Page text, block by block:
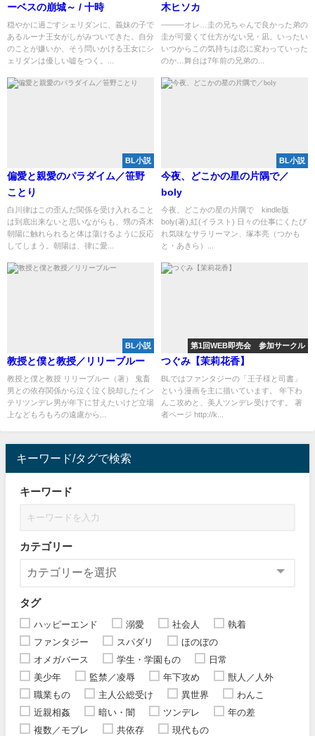
ーベスの崩城～ / 十時
穏やかに過ごすシェリダンに、義妹の子で
あるルーナ王女がしがみついてきた。自分
のことが嫌いか、そう問いかける王女にシ
ェリダンは優しい嘘をつく。...
木ヒソカ
―――オレ…圭の兄ちゃんで良かった弟の
圭が可愛くて仕方がない兄・凪。いったい
いつからこの気持ちは恋に変わっていった
のか…舞台は7年前の兄弟の...
BL小説
偏愛と親愛のパラダイム／笹野
ことり
白川律はこの歪んだ関係を受け入れること
は到底出来ないと思いながらも、甥の斉木
朝陽に触れられると体は蕩けるように反応
してしまう。朝陽は、律に愛...
BL小説
今夜、どこかの星の片隅で／
boly
今夜、どこかの星の片隅で kindle版
boly(著),紅(イラスト) 日々の仕事にくたび
れ気味なサラリーマン、塚本亮（つかも
と・あきら）...
BL小説
教授と僕と教授／リリーブルー
教授と僕と教授 リリーブルー（著） 鬼畜
男との依存関係から泣く泣く脱却したイン
テリツンデレ男が年下に甘えたいけど立場
上などもろもろの遠慮から...
第1回WEB即売会 参加サークル
つぐみ【茉莉花香】
BLではファンタジーの「王子様と司書」
という漫画を主に描いています。 年下わ
んこ攻めと、美人ツンデレ受けです。 著
者ページ http://k...
キーワード/タグで検索
キーワード
カテゴリー
タグ
ハッピーエンド 溺愛 社会人
執着
ファンタジー
スパダリ
ほのぼの
オメガバース
学生・学園もの
日常
美少年
監禁／凌辱 年下攻め
獣人／人外
職業もの
主人公総受け 異世界
わんこ
近親相姦
暗い・闇 ツンデレ
年の差
複数／モブレ
共依存
現代もの